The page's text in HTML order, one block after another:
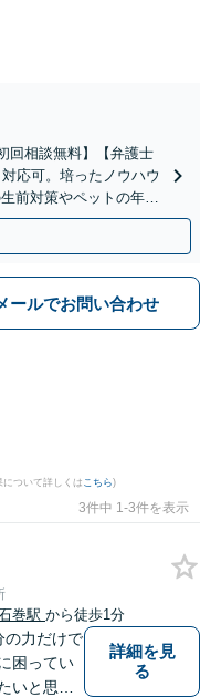
回相談無料】【弁護士
応可。培ったノウハウ
前対策やペットの年金
分】
ールでお問い合わせ
について詳しくは こちら)
3件中 1-3件を表示
巻駅 から徒歩1分
の力だけで
困ってい
いと思い
詳細を見
る